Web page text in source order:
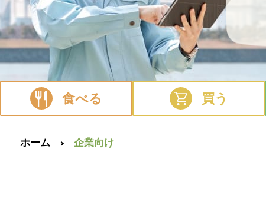
食べる 買う
ホーム 企業向け